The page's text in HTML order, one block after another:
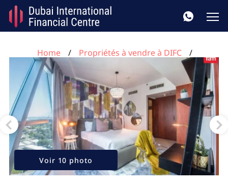
Home
Propriétés à vendre à DIFC
Appartement de 1 chambre à DIFC, UAE No. 140
Voir 10 photo